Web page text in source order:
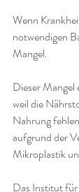
Wenn
notwendigen
Mangel.
Dieser Mangel
weil die
Nahrung
aufgrund der
Mikroplastik
Das Institut